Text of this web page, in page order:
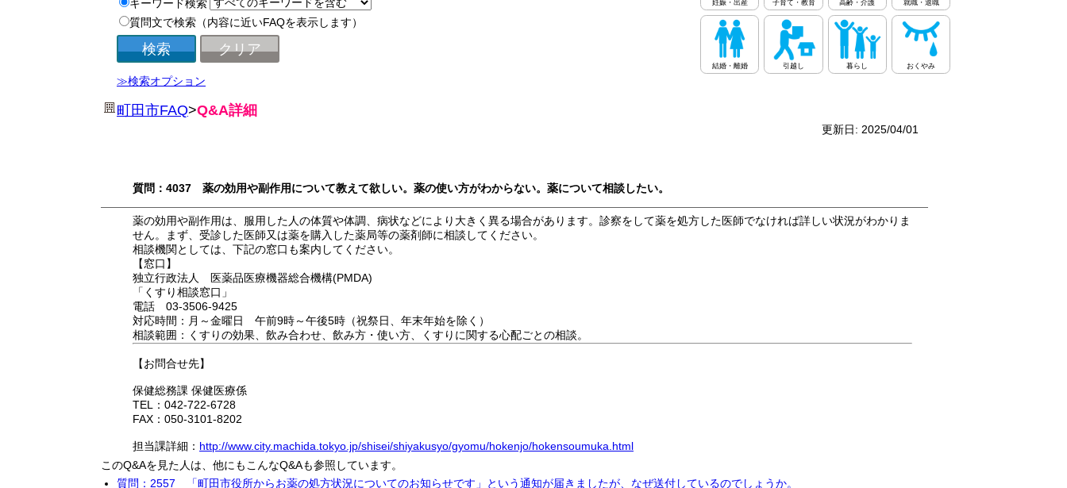
キーワード検索
質問文で検索（内容に近いFAQを表示します）
≫検索オプション
町田市FAQ>Q&A詳細
更新日: 2025/04/01
質問：4037 薬の効用や副作用について教えて欲しい。薬の使い方がわからない。薬について相談したい。
薬の効用や副作用は、服用した人の体質や体調、病状などにより大きく異る場合があります。診察をして薬を処方した医師でなければ詳しい状況がわかりま
せん。まず、受診した医師又は薬を購入した薬局等の薬剤師に相談してください。
相談機関としては、下記の窓口も案内してください。
【窓口】
独立行政法人 医薬品医療機器総合機構(PMDA)
「くすり相談窓口」
電話 03-3506-9425
対応時間：月～金曜日 午前9時～午後5時（祝祭日、年末年始を除く）
相談範囲：くすりの効果、飲み合わせ、飲み方・使い方、くすりに関する心配ごとの相談。
【お問合せ先】
保健総務課 保健医療係
TEL：042-722-6728
FAX：050-3101-8202
担当課詳細： http://www.city.machida.tokyo.jp/shisei/shiyakusyo/gyomu/hokenjo/hokensoumuka.html
このQ&Aを見た人は、他にもこんなQ&Aも参照しています。
質問：2557 「町田市役所からお薬の処方状況についてのお知らせです」という通知が届きましたが、なぜ送付しているのでしょうか。
妊娠・出産 子育て・教育 高齢・介護 就職・退職
結婚・離婚 引越し 暮らし おくやみ